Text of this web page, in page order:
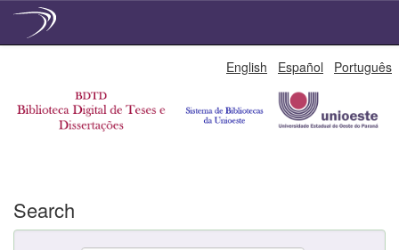
English Español Português
Search